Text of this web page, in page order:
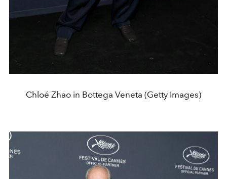
Chloé Zhao in Bottega Veneta (Getty Images)